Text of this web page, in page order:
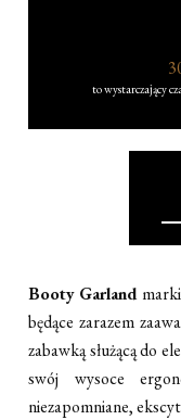
to wystarczający
Booty Garland marki
będące zarazem
zabawką służącą do
swój wysoce
niezapomniane,